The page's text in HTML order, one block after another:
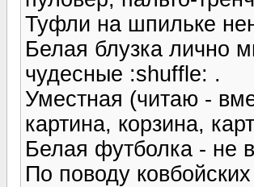
Туфли на шпильке
Белая блузка лично
чудесные :shuffle: .
Уместная (читаю -
картина, корзина,
Белая футболка - не
По поводу